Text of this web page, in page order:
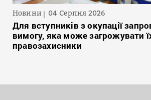
Новини 04 Серпня 2026
Для вступників з окупації
вимогу, яка може загрожувати
правозахисники